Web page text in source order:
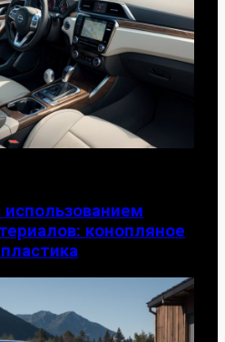
конопляное